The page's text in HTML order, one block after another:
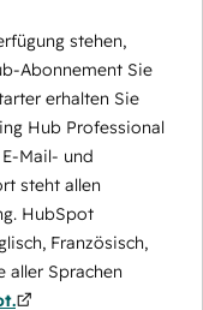
stehen,
Abonnement Sie
erhalten Sie
Hub Professional
Mail- und
steht allen
HubSpot
Französisch,
aller Sprachen